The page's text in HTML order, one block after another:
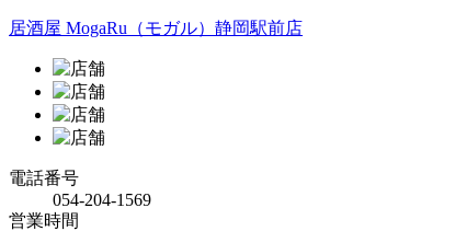
居酒屋 MogaRu（モガル）静岡駅前店
電話番号
054-204-1569
営業時間